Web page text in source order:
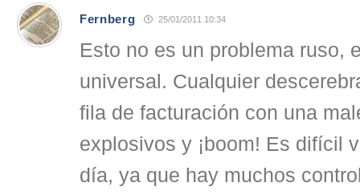
Fernberg 25/01/2011 10:34
Esto no es un problema ruso,
universal. Cualquier
fila de facturación con una
explosivos y ¡boom! Es difícil
día, ya que hay muchos